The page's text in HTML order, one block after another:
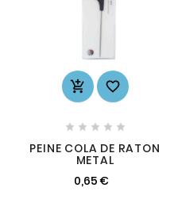
 
    
PEINE COLA DE RATON
METAL
0,65 €